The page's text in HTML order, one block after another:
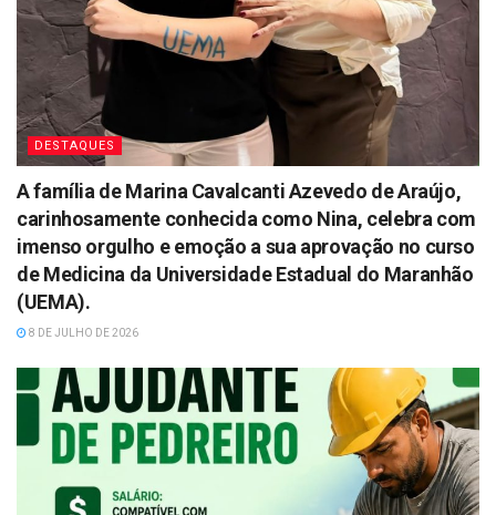
DESTAQUES
A família de Marina Cavalcanti Azevedo de Araújo,
carinhosamente conhecida como Nina, celebra com
imenso orgulho e emoção a sua aprovação no curso
de Medicina da Universidade Estadual do Maranhão
(UEMA).
8 DE JULHO DE 2026